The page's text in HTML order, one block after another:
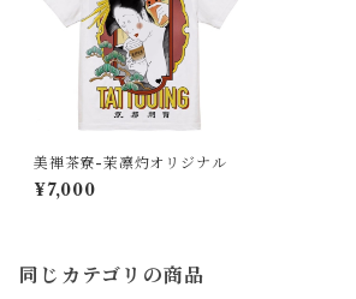
美禅茶寮-茉凛灼オリジナル
¥7,000
同じカテゴリの商品